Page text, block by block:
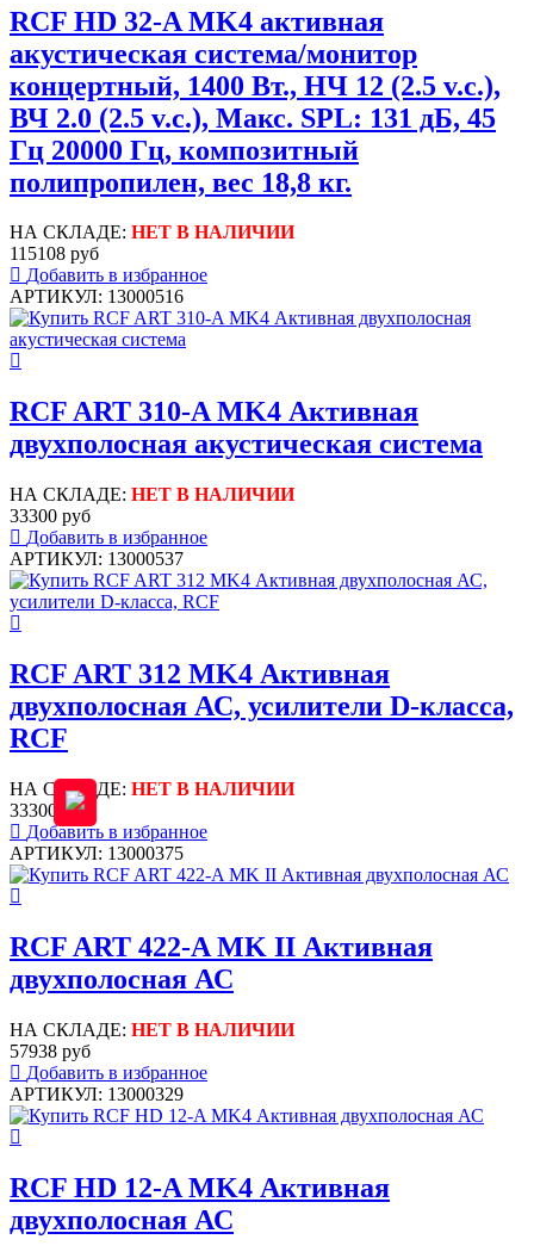
RCF HD 32-A MK4 активная
акустическая система/монитор
концертный, 1400 Вт., НЧ 12 (2.5 v.c.),
ВЧ 2.0 (2.5 v.c.), Макс. SPL: 131 дБ, 45
Гц 20000 Гц, композитный
полипропилен, вес 18,8 кг.
НА СКЛАДЕ: НЕТ В НАЛИЧИИ
115108 руб
Добавить в избранное
АРТИКУЛ: 13000516
RCF ART 310-A MK4 Активная
двухполосная акустическая система
НА СКЛАДЕ: НЕТ В НАЛИЧИИ
33300 руб
Добавить в избранное
АРТИКУЛ: 13000537
RCF ART 312 MK4 Активная
двухполосная АС, усилители D-класса,
RCF
НА СКЛАДЕ: НЕТ В НАЛИЧИИ
33300 руб
Добавить в избранное
АРТИКУЛ: 13000375
RCF ART 422-A MK II Активная
двухполосная АС
НА СКЛАДЕ: НЕТ В НАЛИЧИИ
57938 руб
Добавить в избранное
АРТИКУЛ: 13000329
RCF HD 12-A MK4 Активная
двухполосная АС